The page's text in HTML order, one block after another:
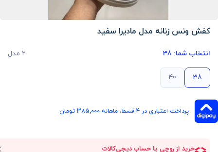
کفش ونس زنانه مدل مادیرا سفید
انتخاب شما: 38 2 مدل
38
40
پرداخت اعتباری در ۴ قسط، ماهانه 385,000 تومان